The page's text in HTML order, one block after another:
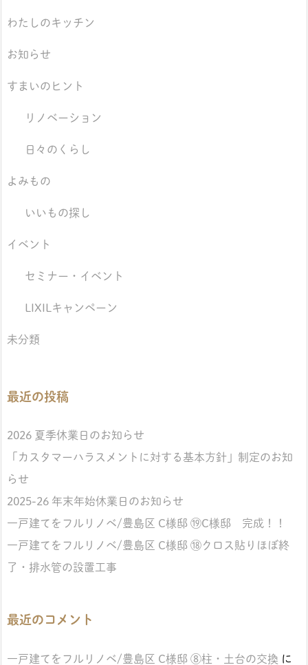
わたしのキッチン
お知らせ
すまいのヒント
リノベーション
日々のくらし
よみもの
いいもの探し
イベント
セミナー・イベント
LIXILキャンペーン
未分類
最近の投稿
2026 夏季休業日のお知らせ
「カスタマーハラスメントに対する基本方針」制定のお知
らせ
2025-26 年末年始休業日のお知らせ
一戸建てをフルリノベ/豊島区 C様邸 ⑲C様邸 完成！！
一戸建てをフルリノベ/豊島区 C様邸 ⑱クロス貼りほぼ終
了・排水管の設置工事
最近のコメント
一戸建てをフルリノベ/豊島区 C様邸 ⑧柱・土台の交換 に